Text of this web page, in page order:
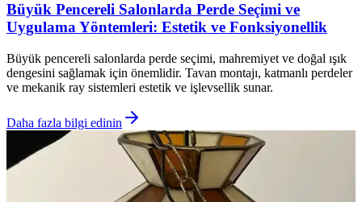
Büyük Pencereli Salonlarda Perde Seçimi ve
Uygulama Yöntemleri: Estetik ve Fonksiyonellik
Büyük pencereli salonlarda perde seçimi, mahremiyet ve doğal ışık
dengesini sağlamak için önemlidir. Tavan montajı, katmanlı perdeler
ve mekanik ray sistemleri estetik ve işlevsellik sunar.
Daha fazla bilgi edinin